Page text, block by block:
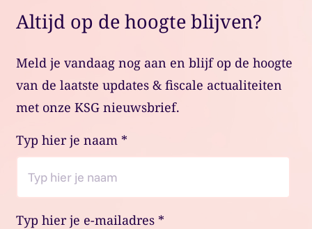
Altijd op de hoogte blijven?
Meld je vandaag nog aan en blijf op de hoogte
van de laatste updates & fiscale actualiteiten
met onze KSG nieuwsbrief.
Typ hier je naam *
Typ hier je e-mailadres *